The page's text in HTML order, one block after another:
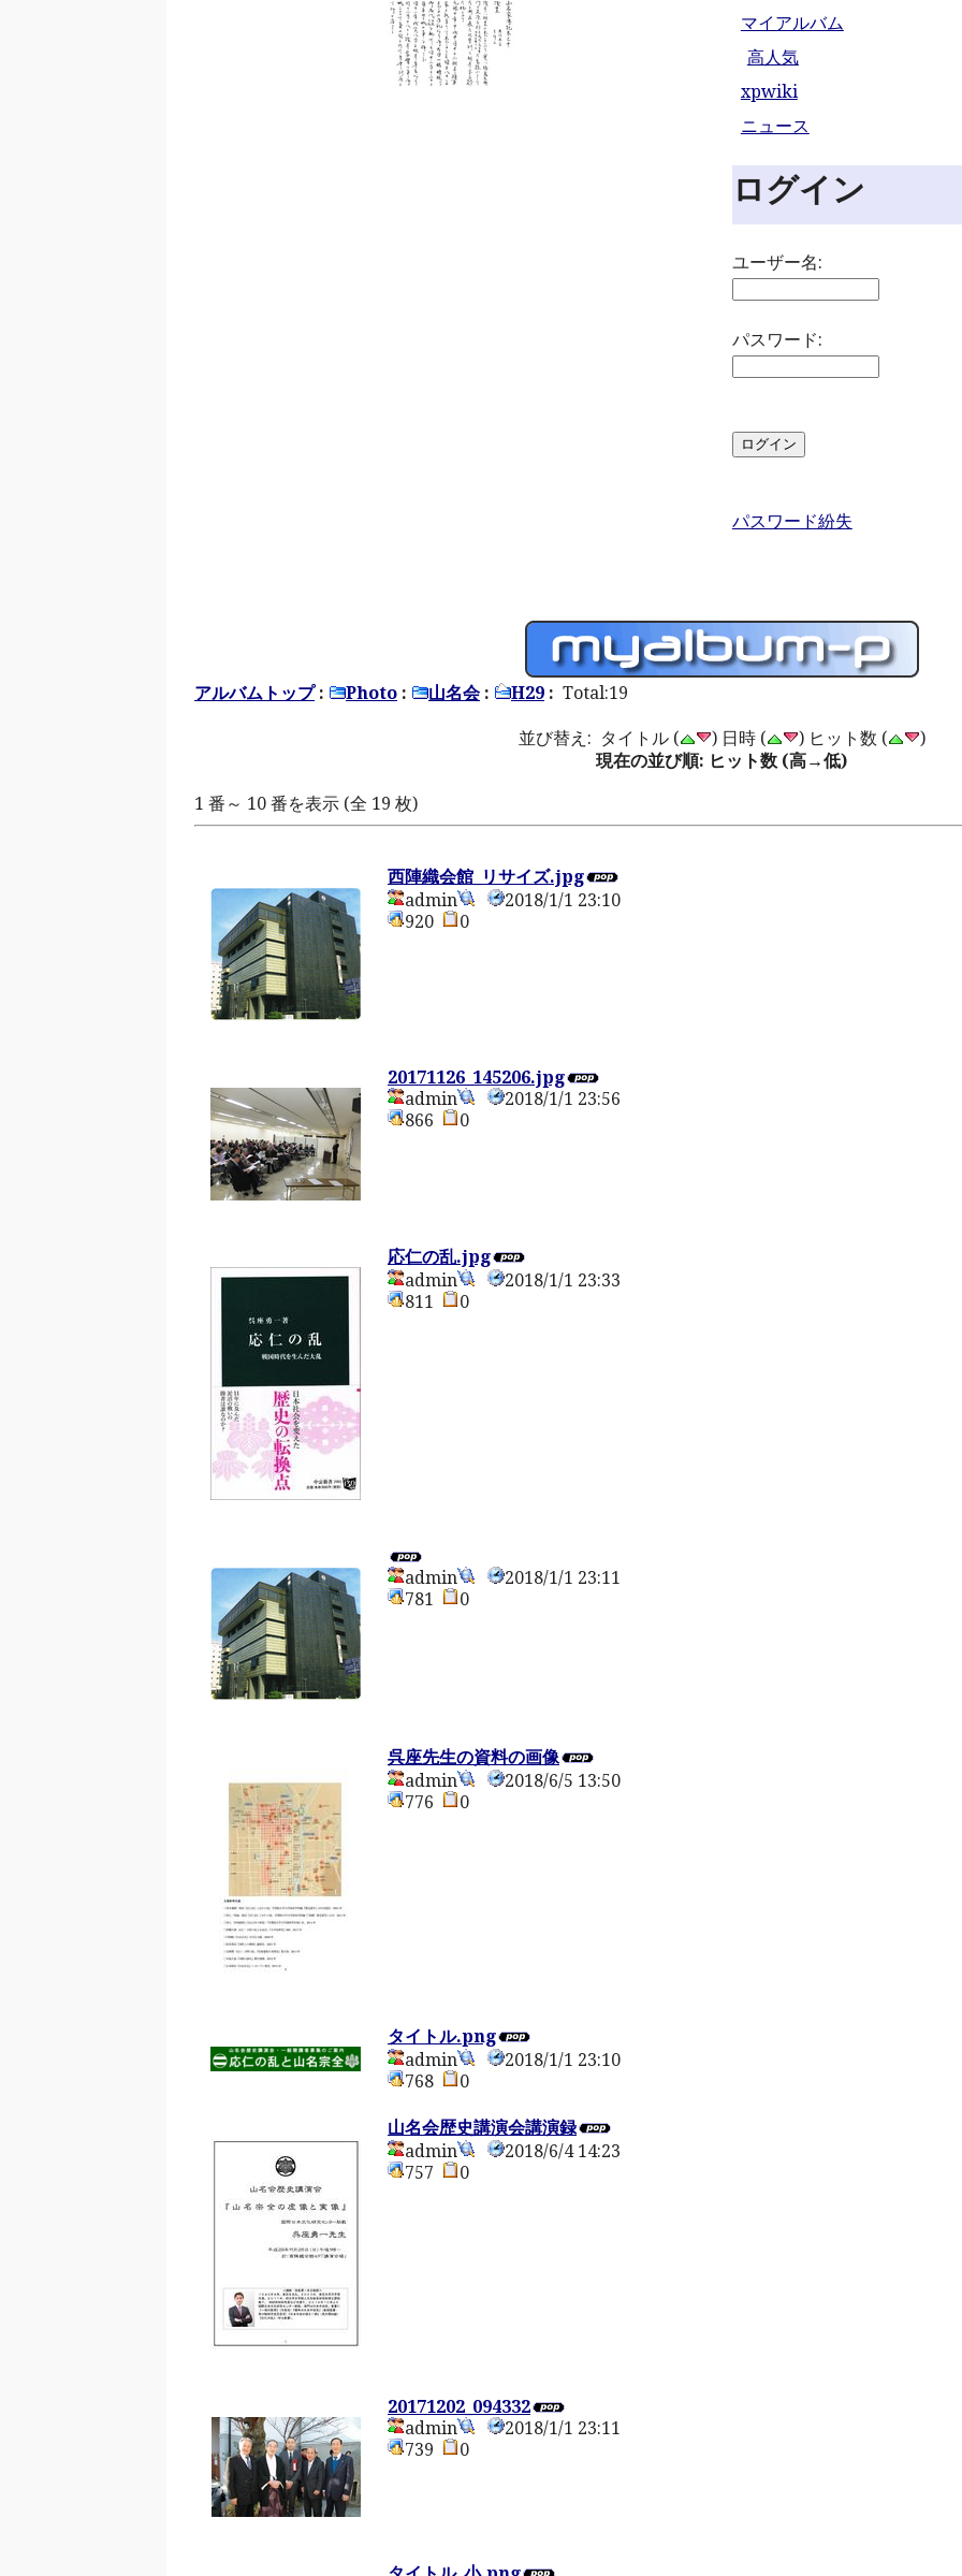
マイアルバム
高人気
xpwiki
ニュース
ログイン
ユーザー名:
パスワード:
パスワード紛失
アルバムトップ: Photo : 山名会: H29 : Total:19
並び替え: タイトル ( ) 日時 ( ) ヒット数 (
)
現在の並び順: ヒット数 (高→低)
1 番～ 10 番を表示 (全 19 枚)
西陣織会館_リサイズ.jpg
admin
2018/1/1 23:10
920
0
20171126_145206.jpg
admin
2018/1/1 23:56
866
0
応仁の乱.jpg
admin
2018/1/1 23:33
811
0
admin
2018/1/1 23:11
781
0
呉座先生の資料の画像
admin
2018/6/5 13:50
776
0
タイトル.png
admin
2018/1/1 23:10
768
0
山名会歴史講演会講演録
admin
2018/6/4 14:23
757
0
20171202_094332
admin
2018/1/1 23:11
739
0